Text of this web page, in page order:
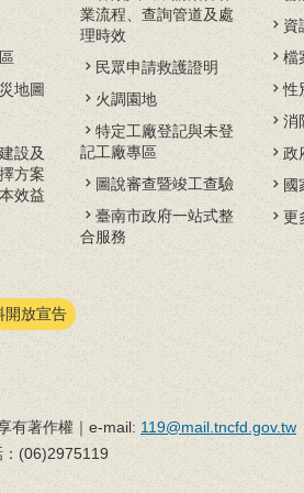
地圖
設及
方案
效益
業流程、查詢管道及處
理時效
民眾申請救護證明
火調園地
特定工廠登記與未登
記工廠專區
圖說審查暨竣工查驗
臺南市政府一站式整
合服務
資
檔
性
消
政
國
更
開放宣告
有著作權｜e-mail: 119@mail.tncfd.gov.tw
(06)2975119